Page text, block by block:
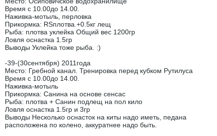
Время с 10.00до 14.00.
Наживка-мотыль, перловка
Прикормка: RSплотва.+0.5кг лещ
Рыба: плотва уклейка Общий вес 1200гр
Ловля оснастка 1.5гр
Выводы Уклейка тоже рыба. :)
-39-(30сентября) 2011года
Место: Гребной канал. Тренировка перед кубком Рутилуса
Время с 10.00до 14.00.
Наживка-мотыль
Прикормка: Санина на основе сенсас
Рыба: плотва + Санин подлещ на пол кило
Ловля оснастка 1.5гр и 3гр
Выводы Несколько оснасток на киты надо иметь, педана
расположена по колено, аккуратнее надо быть.